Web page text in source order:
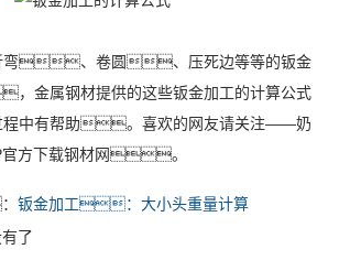
、卷圆、压死边等等的钣金
金属钢材提供的这些钣金加工的计算公式
程中有帮助。喜欢的网友请关注——奶
官方下载钢材网。
钣金加工：大小头重量计算
了